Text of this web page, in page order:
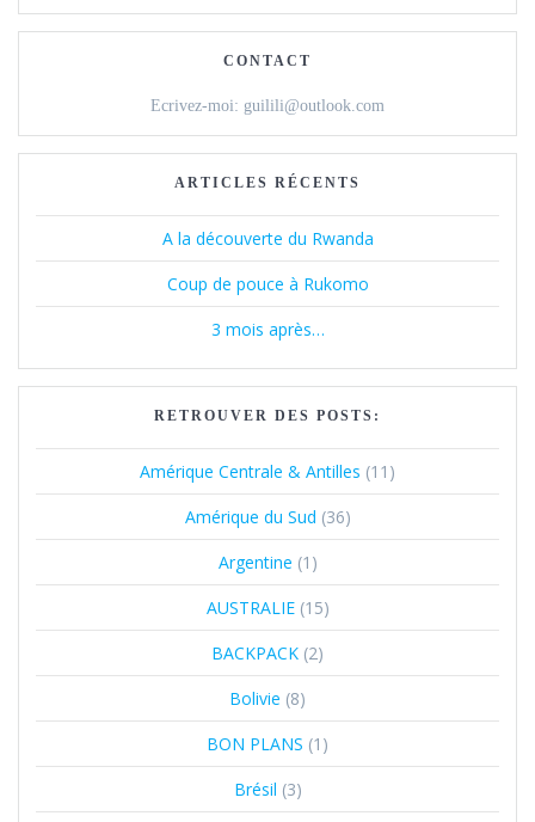
CONTACT
Ecrivez-moi: guilili@outlook.com
ARTICLES RÉCENTS
A la découverte du Rwanda
Coup de pouce à Rukomo
3 mois après…
RETROUVER DES POSTS:
Amérique Centrale & Antilles (11)
Amérique du Sud (36)
Argentine (1)
AUSTRALIE(15)
BACKPACK (2)
Bolivie (8)
BON PLANS (1)
Brésil (3)